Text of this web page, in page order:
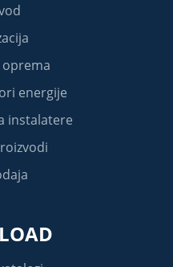
energije
instalatere